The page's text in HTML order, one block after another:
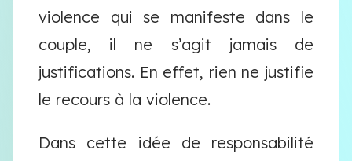
violence qui se manifeste dans le
couple, il ne s’agit jamais de
justifications. En effet, rien ne justifie
le recours à la violence.
Dans cette idée de responsabilité